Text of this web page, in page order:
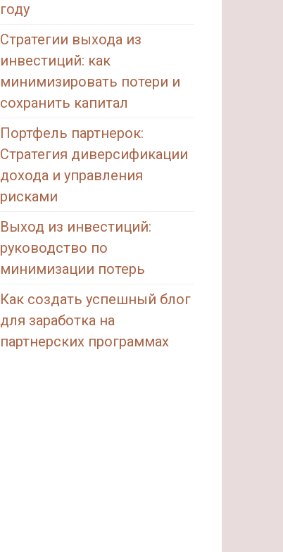
году
Стратегии выхода из
инвестиций: как
минимизировать потери и
сохранить капитал
Портфель партнерок:
Стратегия диверсификации
дохода и управления
рисками
Выход из инвестиций:
руководство по
минимизации потерь
Как создать успешный блог
для заработка на
партнерских программах